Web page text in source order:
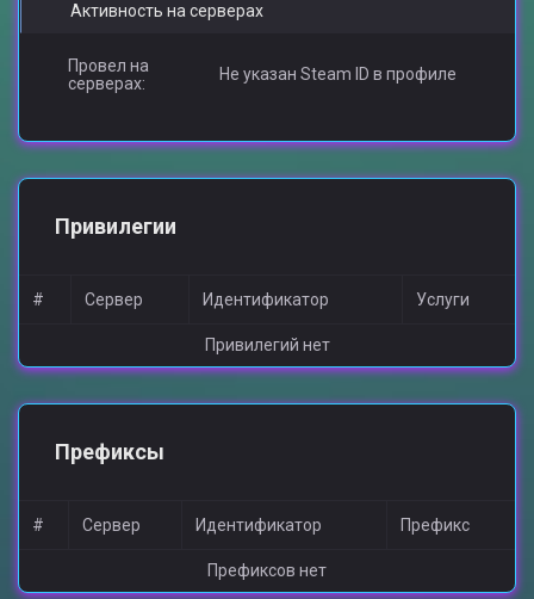
Активность на серверах
Провел на
серверах:
Не указан Steam ID в профиле
Привилегии
# Сервер Идентификатор Услуги
Привилегий нет
Префиксы
# Сервер Идентификатор Префикс
Префиксов нет